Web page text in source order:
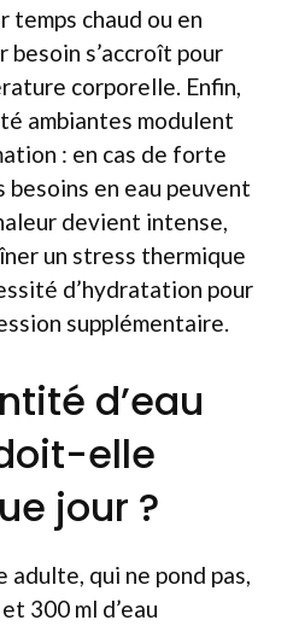
temps chaud ou en
s’accroît pour
corporelle. Enfin,
ambiantes modulent
: en cas de forte
en eau peuvent
devient intense,
un stress thermique
d’hydratation pour
supplémentaire.
d’eau
elle
jour ?
adulte, qui ne pond pas,
300 ml d’eau